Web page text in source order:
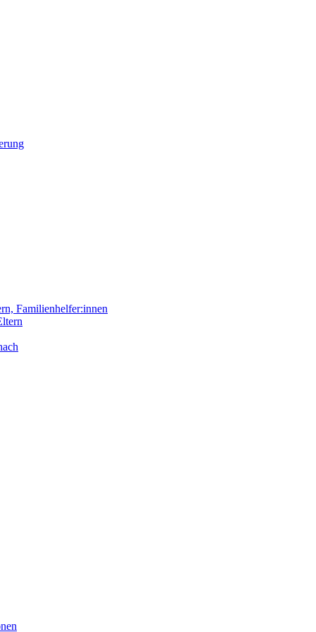
Familienhelfer:innen